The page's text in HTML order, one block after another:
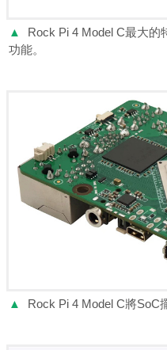
▲
Rock Pi 4 Model C最大的
功能。
▲ Rock Pi 4 Model C將SoC